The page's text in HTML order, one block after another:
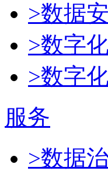
>数据
>数字
>数字
服务
>数据